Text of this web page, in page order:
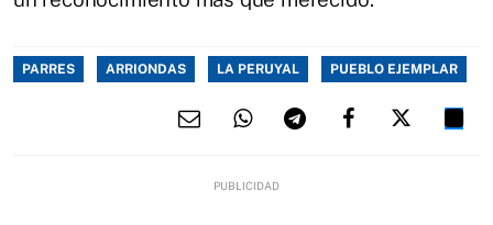
PARRES ARRIONDAS LA PERUYAL PUEBLO EJEMPLAR